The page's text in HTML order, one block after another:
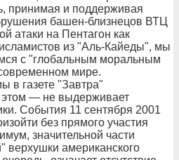
принимая и поддерживая
башен-близнецов ВТЦ
атаки на Пентагон как
из "Аль-Кайеды", мы
с "глобальным моральным
мире.
в газете "Завтра"
этом — не выдерживает
События 11 сентября 2001
без прямого участия
значительной части
верхушки американского